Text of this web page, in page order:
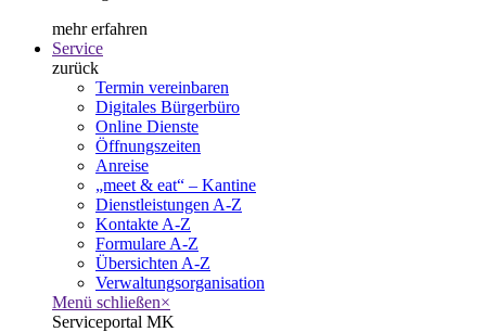
mehr erfahren
Service
zurück
Termin vereinbaren
Digitales Bürgerbüro
Online Dienste
Öffnungszeiten
Anreise
„meet & eat“ – Kantine
Dienstleistungen A-Z
Kontakte A-Z
Formulare A-Z
Übersichten A-Z
Verwaltungsorganisation
Menü schließen×
Serviceportal MK